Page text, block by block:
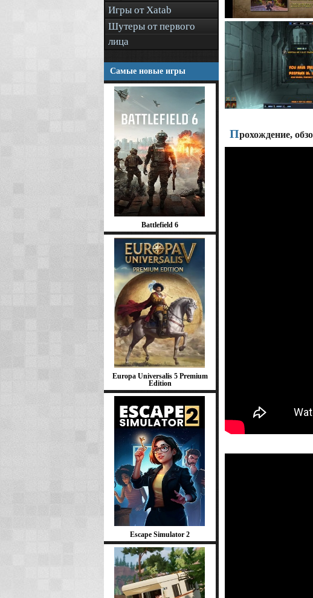
Игры от Xatab
Шутеры от первого
лица
Самые новые игры
Battlefield 6
Europa Universalis 5 Premium
Edition
Escape Simulator 2
Прохождение,